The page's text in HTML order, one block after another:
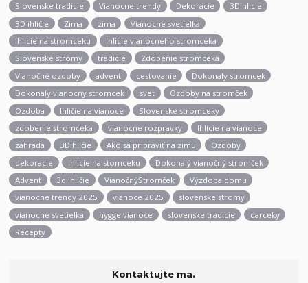
Slovenske tradicie
Vianocne trendy Dekoracie
3Dihlicie
3D ihličie
Zima zima
Vianocne svetielka
Ihlicie na stromceku
Ihlicie vianocneho stromceka
Slovenske stromy
tradicie
Zdobenie stromceka
Vianočné ozdoby
advent cestovanie
Dokonaly stromcek
Dokonaly vianocny stromcek
svet
Ozdoby na stromček
Ozdoba
Ihličie na vianoce
Slovenske stromceky
zdobenie stromceka
vianocne rozpravky
Ihlicie na vianoce
zahrada
3Dihličie Ako sa pripraviť na zimu
Ozdoby
dekoracie
Ihlicie na stomceku
Dokonalý vianočný stromček
Advent
3d ihličie VianočnýStromček
Výzdoba domu
vianocne trendy 2025
vianoce 2025
slovenske stromy
vianocne svetielka
hygge vianoce slovenske tradicie
darceky
Recepty
Kontaktujte ma.